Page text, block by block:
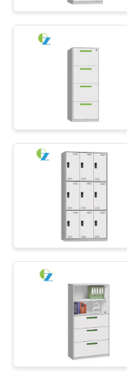
NOTÍCIA
CITAÇÕES
MAPA
PRIVACY
POLICYsuporte